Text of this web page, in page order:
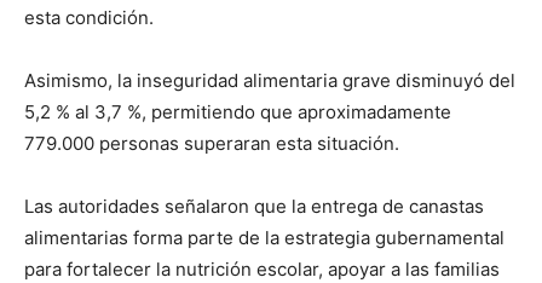
esta condición.
Asimismo, la inseguridad alimentaria grave disminuyó del
5,2 % al 3,7 %, permitiendo que aproximadamente
779.000 personas superaran esta situación.
Las autoridades señalaron que la entrega de canastas
alimentarias forma parte de la estrategia gubernamental
para fortalecer la nutrición escolar, apoyar a las familias